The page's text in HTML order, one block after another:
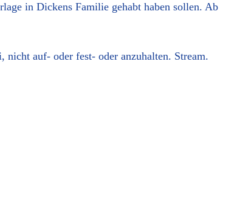
in Dickens Familie gehabt haben sollen. Ab
auf- oder fest- oder anzuhalten. Stream.